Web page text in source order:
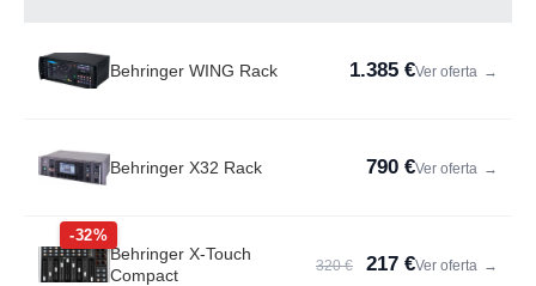
Behringer WING Rack 1.385 €Ver oferta →
Behringer X32 Rack 790 €Ver oferta →
-32%
Behringer X-Touch
Compact
320 € 217 €Ver oferta →